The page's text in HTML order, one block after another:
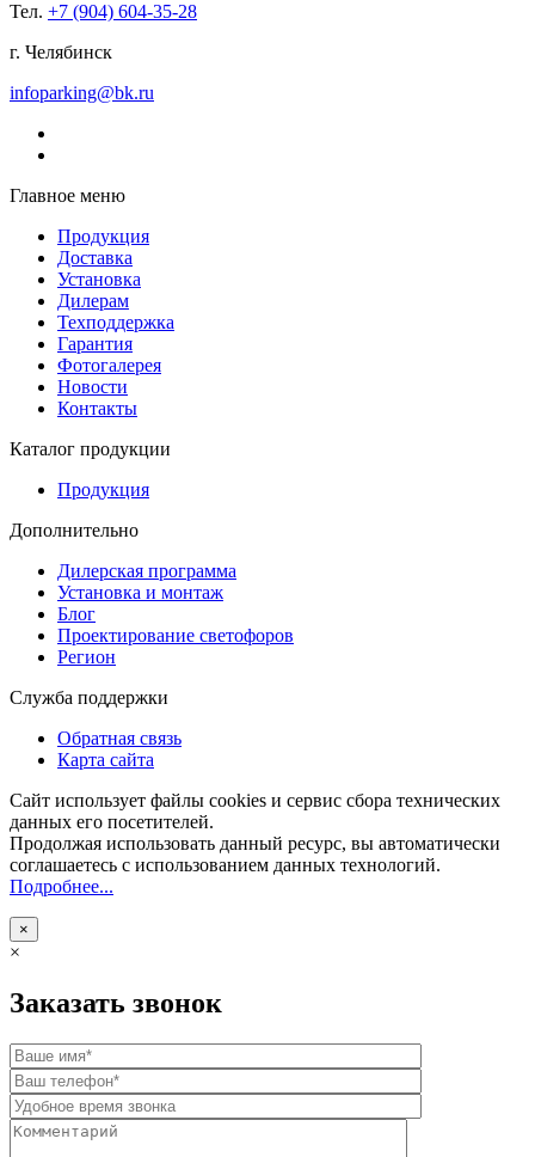
Тел. +7 (904) 604-35-28
г. Челябинск
infoparking@bk.ru
Главное меню
Продукция
Доставка
Установка
Дилерам
Техподдержка
Гарантия
Фотогалерея
Новости
Контакты
Каталог продукции
Продукция
Дополнительно
Дилерская программа
Установка и монтаж
Блог
Проектирование светофоров
Регион
Служба поддержки
Обратная связь
Карта сайта
Сайт использует файлы cookies и сервис сбора технических
данных его посетителей.
Продолжая использовать данный ресурс, вы автоматически
соглашаетесь с использованием данных технологий.
Подробнее...
×
×
Заказать звонок